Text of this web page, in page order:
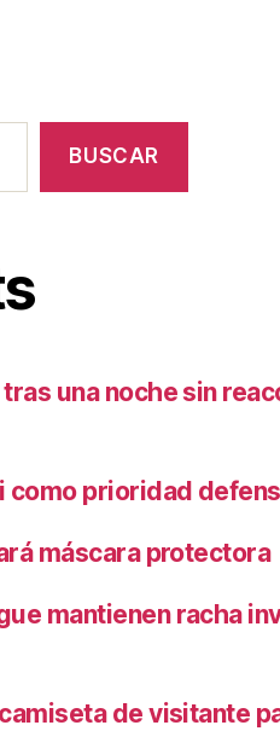
BUSCAR
una noche sin
como prioridad
máscara protectora
mantienen racha
de visitante